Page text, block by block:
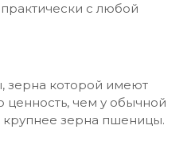
с любой
зерна которой имеют
чем у обычной
зерна пшеницы.